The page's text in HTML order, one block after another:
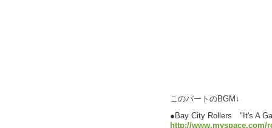
このパートのBGM↓
●Bay City Rollers "It's A
http://www.myspace.com/